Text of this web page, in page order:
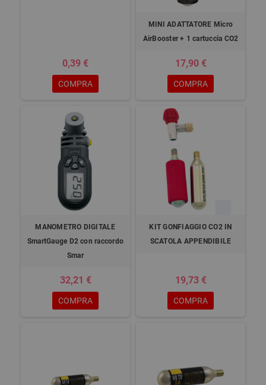
0,39 €
COMPRA
MINI ADATTATORE Micro
AirBooster + 1 cartuccia CO2
17,90 €
COMPRA
MANOMETRO DIGITALE
SmartGauge D2 con raccordo
Smar
32,21 €
COMPRA
KIT GONFIAGGIO CO2 IN
SCATOLA APPENDIBILE
19,73 €
COMPRA